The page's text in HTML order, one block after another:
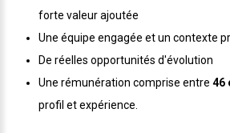
forte valeur ajoutée
Une équipe engagée et un contexte
De réelles opportunités d'évolution
Une rémunération comprise entre 46
profil et expérience.